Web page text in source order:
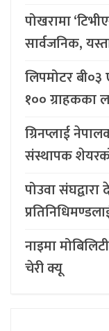
पोखरामा
सार्वजनिक,
लिपमोटर
१०० ग्राहकका
ग्रिनप्लाई
संस्थापक
पोउवा
नाइमा
चेरी क्यू